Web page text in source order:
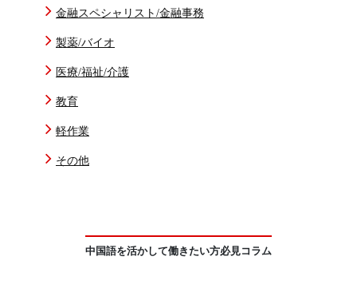
金融スペシャリスト/金融事務
製薬/バイオ
医療/福祉/介護
教育
軽作業
その他
中国語を活かして働きたい方必見コラム